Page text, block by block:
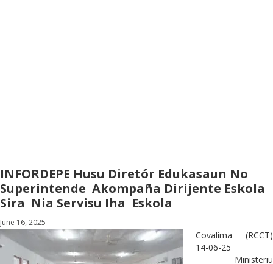
INFORDEPE Husu Diretór Edukasaun No
Superintende Akompaña Dirijente Eskola
Sira Nia Servisu Iha Eskola
June 16, 2025
Covalima (RCCT)
14-06-25
Ministeriu